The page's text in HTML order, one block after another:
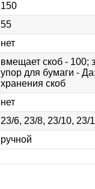
150
55
нет
вмещает скоб - 100;
упор для бумаги -
хранения скоб
нет
23/6, 23/8, 23/10, 23/
ручной